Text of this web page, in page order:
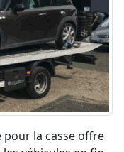
la casse offre